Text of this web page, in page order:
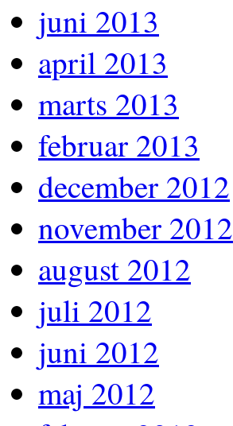
juni 2013
april 2013
marts 2013
februar 2013
december 2012
november 2012
august 2012
juli 2012
juni 2012
maj 2012